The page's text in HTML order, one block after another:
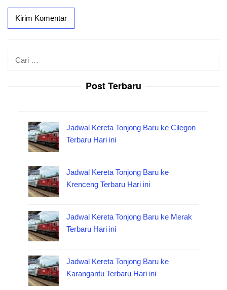
Post Terbaru
Jadwal Kereta Tonjong Baru ke Cilegon
Terbaru Hari ini
Jadwal Kereta Tonjong Baru ke
Krenceng Terbaru Hari ini
Jadwal Kereta Tonjong Baru ke Merak
Terbaru Hari ini
Jadwal Kereta Tonjong Baru ke
Karangantu Terbaru Hari ini